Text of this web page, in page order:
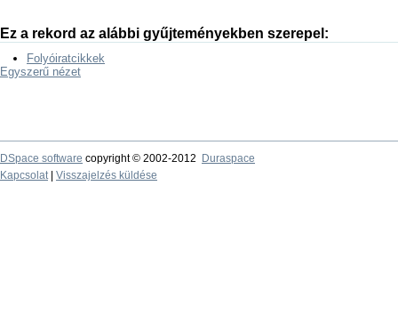
Ez a rekord az alábbi gyűjteményekben szerepel:
Folyóiratcikkek
Egyszerű nézet
DSpace software copyright © 2002-2012
Duraspace
Kapcsolat| Visszajelzés küldése